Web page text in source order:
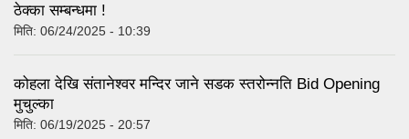
ठेक्का सम्बन्धमा !
मिति: 06/24/2025 - 10:39
कोहला देखि संतानेश्वर मन्दिर जाने सडक स्तरोन्नति Bid Opening
मुचुल्का
मिति: 06/19/2025 - 20:57